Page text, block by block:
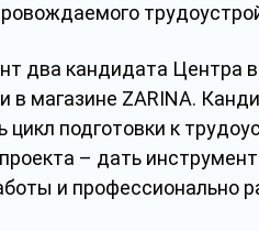
два кандидата Центра
в магазине ZARINA.
цикл подготовки к
– дать
и профессионально